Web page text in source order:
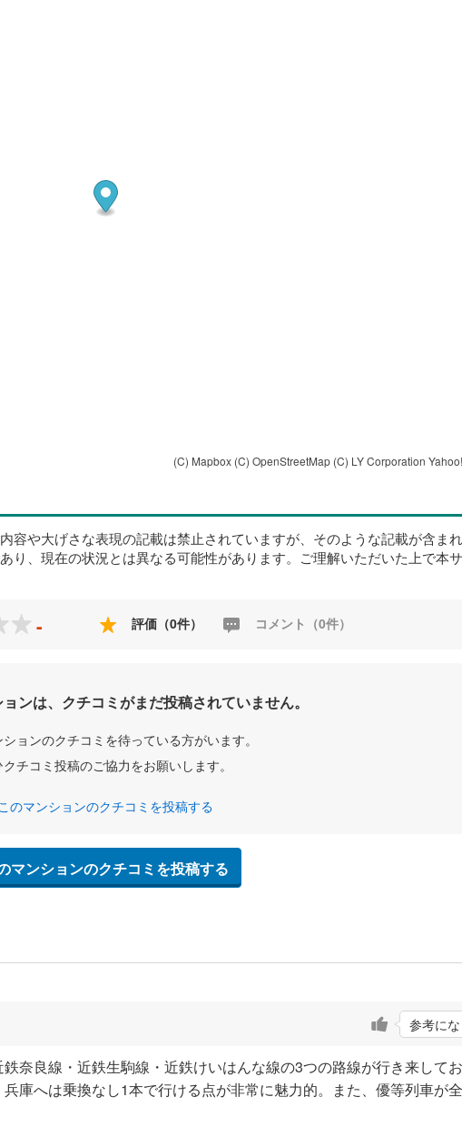
(C) Mapbox (C) OpenStreetMap (C) LY Corporation
容や大げさな表現の記載は禁止されていますが、そのような記載が含ま
り、現在の状況とは異なる可能性があります。ご理解いただいた上で本
- 評価（0件） コメント（0件）
ンは、クチコミがまだ投稿されていません。
ョンのクチコミを待っている方がいます。
チコミ投稿のご協力をお願いします。
のマンションのクチコミを投稿する
マンションのクチコミを投稿する
参考に
奈良線・近鉄生駒線・近鉄けいはんな線の3つの路線が行き来して
庫へは乗換なし1本で行ける点が非常に魅力的。また、優等列車が全